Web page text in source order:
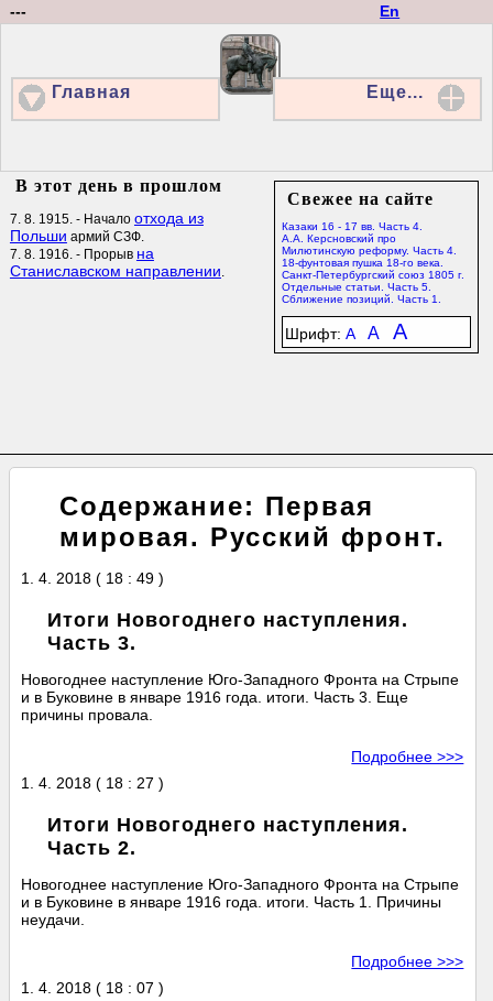
En
---
Главная Еще...
Свежее на сайте
Казаки 16 - 17 вв. Часть 4.
А.А. Керсновский про
Милютинскую реформу. Часть 4.
18-фунтовая пушка 18-го века.
Санкт-Петербургский союз 1805 г.
Отдельные статьи. Часть 5.
Сближение позиций. Часть 1.
Шрифт: A A A
В этот день в прошлом
7. 8. 1915. - Начало отхода из
Польши армий СЗФ.
7. 8. 1916. - Прорыв на
Станиславском направлении.
Содержание: Первая
мировая. Русский фронт.
1. 4. 2018 ( 18 : 49 )
Итоги Новогоднего наступления.
Часть 3.
Новогоднее наступление Юго-Западного Фронта на Стрыпе
и в Буковине в январе 1916 года. итоги. Часть 3. Еще
причины провала.
Подробнее >>>
1. 4. 2018 ( 18 : 27 )
Итоги Новогоднего наступления.
Часть 2.
Новогоднее наступление Юго-Западного Фронта на Стрыпе
и в Буковине в январе 1916 года. итоги. Часть 1. Причины
неудачи.
Подробнее >>>
1. 4. 2018 ( 18 : 07 )